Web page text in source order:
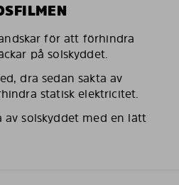
för att förhindra
på solskyddet.
dra sedan sakta av
statisk elektricitet.
solskyddet med en lätt